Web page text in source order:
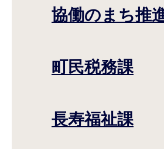
協働のまち推
町民税務課
長寿福祉課